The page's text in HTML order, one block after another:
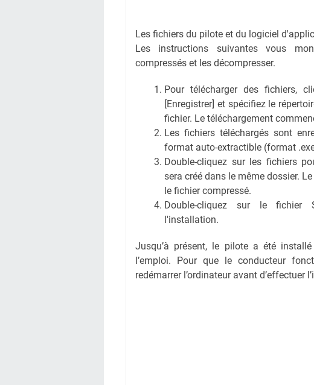
Les fichiers du pilote et du logiciel
Les instructions suivantes vous
compressés et les décompresser.
Pour télécharger des fichiers,
[Enregistrer] et spécifiez le
fichier. Le téléchargement
Les fichiers téléchargés sont
format auto-extractible (format
Double-cliquez sur les fichiers
sera créé dans le même dossier.
le fichier compressé.
Double-cliquez sur le fichier
l'installation.
Jusqu’à présent, le pilote a été
l’emploi. Pour que le conducteur
redémarrer l’ordinateur avant d’effectuer